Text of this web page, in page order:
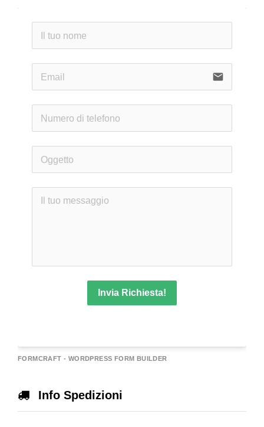
email
Invia Richiesta!
n
a
FORMCRAFT - WORDPRESS FORM BUILDER
Info Spedizioni